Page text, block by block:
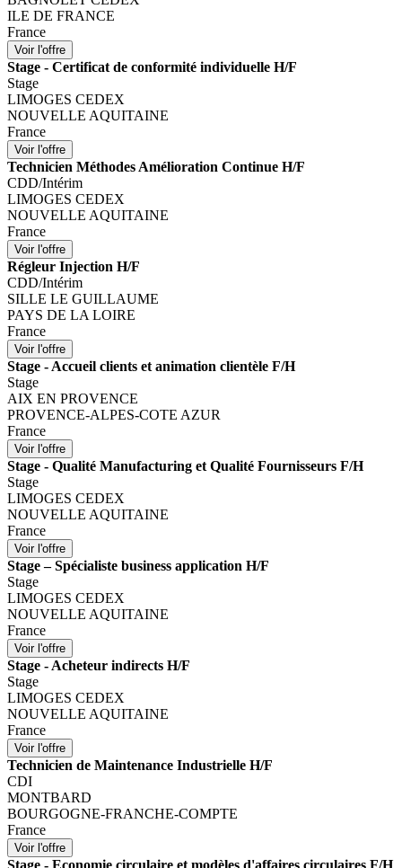
ILE DE FRANCE
France
Stage - Certificat de conformité individuelle H/F
Stage
LIMOGES CEDEX
NOUVELLE AQUITAINE
France
Technicien Méthodes Amélioration Continue H/F
CDD/Intérim
LIMOGES CEDEX
NOUVELLE AQUITAINE
France
Régleur Injection H/F
CDD/Intérim
SILLE LE GUILLAUME
PAYS DE LA LOIRE
France
Stage - Accueil clients et animation clientèle F/H
Stage
AIX EN PROVENCE
PROVENCE-ALPES-COTE AZUR
France
Stage - Qualité Manufacturing et Qualité Fournisseurs F/H
Stage
LIMOGES CEDEX
NOUVELLE AQUITAINE
France
Stage – Spécialiste business application H/F
Stage
LIMOGES CEDEX
NOUVELLE AQUITAINE
France
Stage - Acheteur indirects H/F
Stage
LIMOGES CEDEX
NOUVELLE AQUITAINE
France
Technicien de Maintenance Industrielle H/F
CDI
MONTBARD
BOURGOGNE-FRANCHE-COMPTE
France
Stage - Economie circulaire et modèles d'affaires circulaires F/H